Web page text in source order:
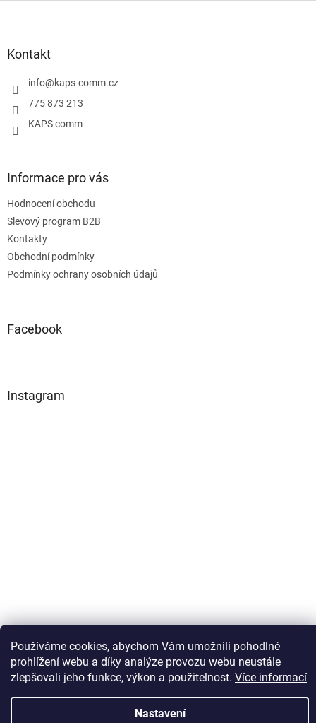
Používáme cookies, abychom Vám umožnili pohodlné
prohlížení webu a díky analýze provozu webu neustále
zlepšovali jeho funkce, výkon a použitelnost. Více informací
Nastavení
Kontakt
info@kaps-comm.cz
775 873 213
KAPS comm
Informace pro vás
Hodnocení obchodu
Slevový program B2B
Kontakty
Obchodní podmínky
Podmínky ochrany osobních údajů
Facebook
Instagram
Sledovat na Instagramu
Vytvořil Shoptet